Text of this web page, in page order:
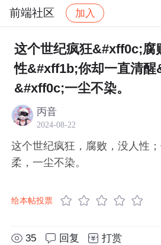
前端社区 加入
社区 前端社区 感慨 帖
这个世纪疯狂&#xff0c;腐
性&#xff1b;你却一直清
&#xff0c;一尘不染。
丙音
2024-08-22
这个世纪疯狂，腐败，没人性
柔，一尘不染。
给本帖投票
35 回复 打赏